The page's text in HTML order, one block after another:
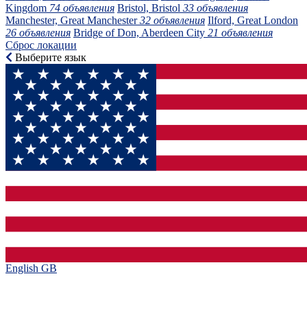
Kingdom 74 объявления Bristol, Bristol 33 объявления
Manchester, Great Manchester32 объявления Ilford, Great London
26 объявления Bridge of Don, Aberdeen City 21 объявления
Сброс локации
Выберите язык
English GB‎